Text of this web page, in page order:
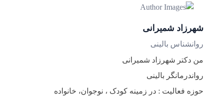
شهرزاد شمیرانی
روانشناس بالینی
من دکتر شهرزاد شمیرانی
رواندرمانگر بالینی
حوزه فعالیت : در زمینه کودک ، نوجوان، خانواده